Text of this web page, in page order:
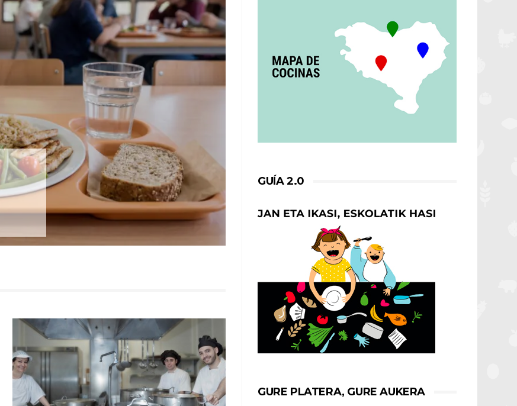
El 11 de junio reivindica el
comedor escolar junto a
Gure platera, gure aukera
GUÍA 2.0
GURE PLATERA, GURE AUKERA